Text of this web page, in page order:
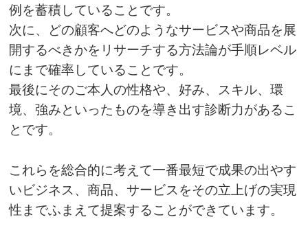
例を蓄積していることです。
次に、どの顧客へどのようなサービスや商品を展
開するべきかをリサーチする方法論が手順レベル
にまで確率していることです。
最後にそのご本人の性格や、好み、スキル、環
境、強みといったものを導き出す診断力があるこ
とです。
これらを総合的に考えて一番最短で成果の出やす
いビジネス、商品、サービスをその立上げの実現
性までふまえて提案することができています。